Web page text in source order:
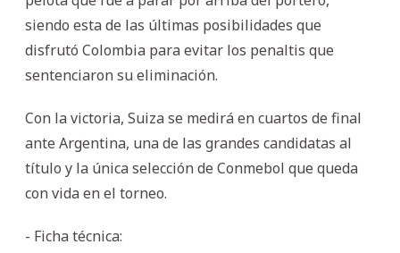
siendo esta de las últimas posibilidades que
disfrutó Colombia para evitar los penaltis que
sentenciaron su eliminación.
Con la victoria, Suiza se medirá en cuartos de final
ante Argentina, una de las grandes candidatas al
título y la única selección de Conmebol que queda
con vida en el torneo.
- Ficha técnica: